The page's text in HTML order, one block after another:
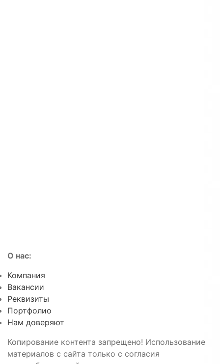
О нас:
Компания
Вакансии
Реквизиты
Портфолио
Нам доверяют
Копирование контента запрещено! Использование
материалов с сайта только с согласия